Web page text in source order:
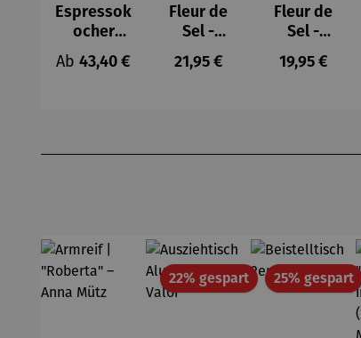
Espressok
ocher
Geschenk
set –
Regulärer Preis:
Ab 43,40 €
Fleur de
Sel -
Geschenk
box
Regulärer Preis:
21,95 €
Fleur de
Sel -
Geschenk
box
Regulärer
19,95 €
22% gespartRabatt25% gespart